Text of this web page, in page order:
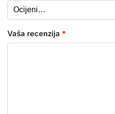
Vaša recenzija *